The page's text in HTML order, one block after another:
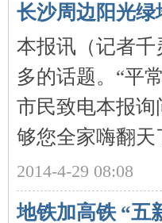
网
长沙周边阳光
本报讯（记者
多的话题。“平
市民致电本报
够您全家嗨翻天
2014-4-29 08:08
地铁加高铁 “五